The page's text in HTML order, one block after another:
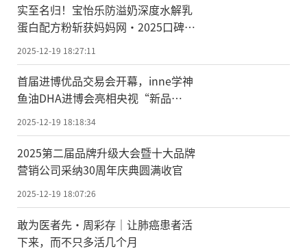
实至名归！宝怡乐防溢奶深度水解乳
蛋白配方粉斩获妈妈网·2025口碑榜
2025-12-19 18:27:11
首届进博优品交易会开幕，inne学神
鱼油DHA进博会亮相央视“新品
汇”受关注
2025-12-19 18:18:34
2025第二届品牌升级大会暨十大品牌
营销公司采纳30周年庆典圆满收官
2025-12-19 18:07:26
敢为医者先·周彩存｜让肺癌患者活
下来，而不只多活几个月